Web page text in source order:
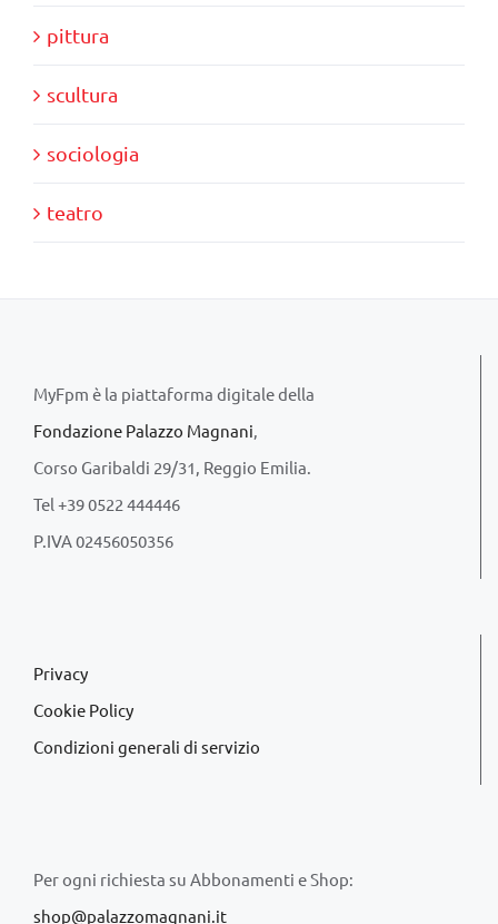
pittura
scultura
sociologia
teatro
MyFpm è la piattaforma digitale della
Fondazione Palazzo Magnani
Corso Garibaldi 29/31, Reggio Emilia.
Tel +39 0522 444446
P.IVA 02456050356
Privacy
Cookie Policy
Condizioni generali di servizio
Per ogni richiesta su Abbonamenti e Shop:
shop@palazzomagnani.it